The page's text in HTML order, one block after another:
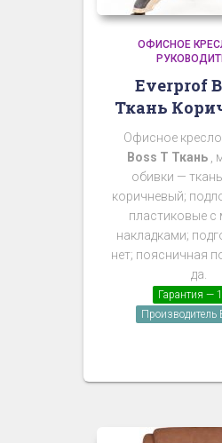
ОФИСНОЕ
Everprof
Ткань
Офисное кресло
Boss T Ткань ,
обивки —
коричневый;
пластиковые с
накладками;
нет; поясничная
да.
Гарантия —
Производитель